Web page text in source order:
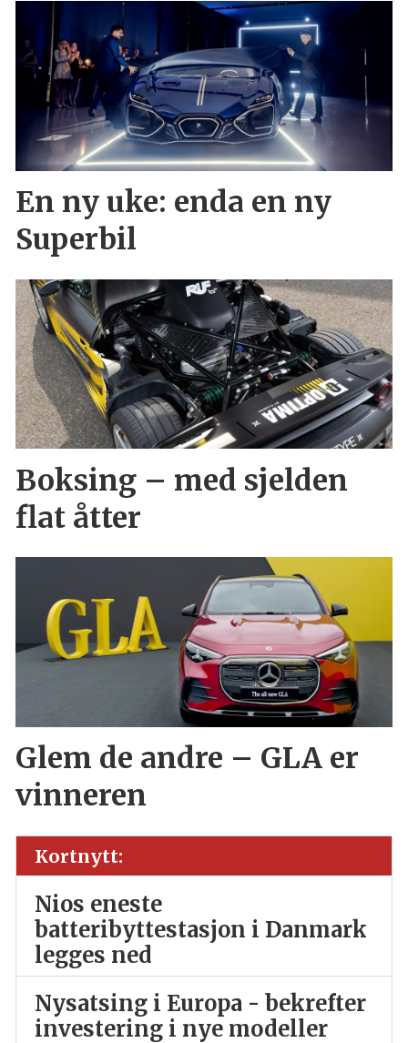
En ny uke: enda en ny
Superbil
Boksing – med sjelden
flat åtter
Glem de andre – GLA er
vinneren
Kortnytt:
Nios eneste
batteribyttestasjon i Danmark
legges ned
Nysatsing i Europa - bekrefter
investering i nye modeller